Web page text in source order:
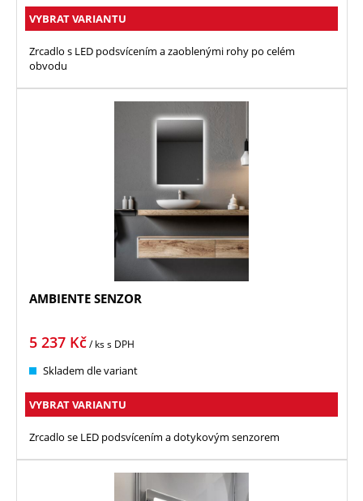
VYBRAT VARIANTU
Zrcadlo s LED podsvícením a zaoblenými rohy po celém
obvodu
AMBIENTE SENZOR
5 237 Kč/ kss DPH
Skladem dle variant
VYBRAT VARIANTU
Zrcadlo se LED podsvícením a dotykovým senzorem